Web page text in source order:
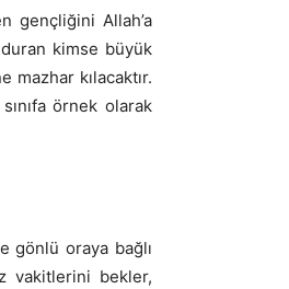
gençliğini Allah’a
kimse büyük
kılacaktır.
örnek olarak
gönlü oraya bağlı
vakitlerini bekler,